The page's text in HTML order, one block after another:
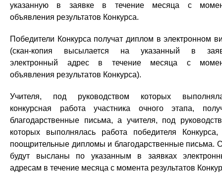
указанную в заявке в течение месяца с
объявления результатов Конкурса.
Победители Конкурса получат диплом в электронном
(скан-копия высылается на указанный в
электронный адрес в течение месяца с
объявления результатов Конкурса).
Учителя, под руководством которых
конкурсная работа участника очного этапа,
благодарственные письма, а учителя, под
которых выполнялась работа победителя
поощрительные дипломы и благодарственные письма.
будут высланы по указанным в заявках
адресам в течение месяца с момента результатов